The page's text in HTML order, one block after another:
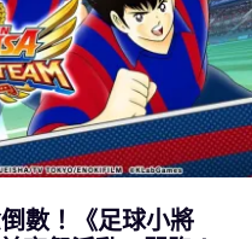
數！《足球小將